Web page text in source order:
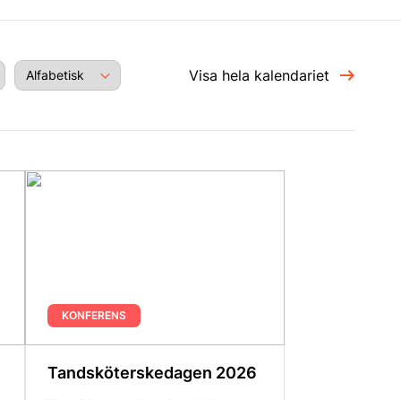
Visa hela kalendariet
KONFERENS
Tandsköterskedagen 2026